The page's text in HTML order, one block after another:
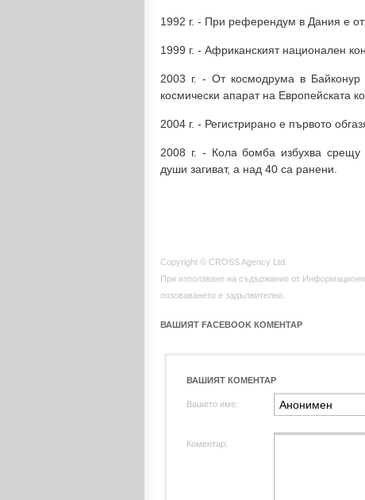
1992 г. - При референдум в Дания е
1999 г. - Африканският национален
2003 г. - От космодрума в
космически апарат на Европейската
2004 г. - Регистрирано е първото
2008 г. - Кола бомба избухва
души загиват, а над 40 са ранени.
Copyright © CROSS Agency Ltd.
При използване на съдържание от
позоваването е задължително.
ВАШИЯТ FACEBOOK КОМЕНТАР
ВАШИЯТ КОМЕНТАР
Вашето име:
Коментар: